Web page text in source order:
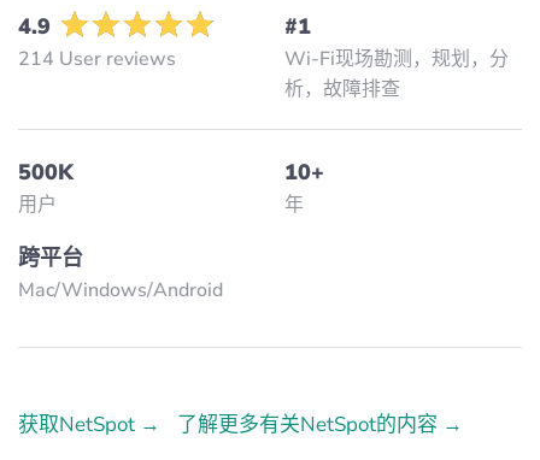
4.9
214 User reviews
#1
Wi-Fi现场勘测，规划，分
析，故障排查
500K
用户
10+
年
跨平台
Mac/Windows/Аndroid
获取NetSpot → 了解更多有关NetSpot的内容 →